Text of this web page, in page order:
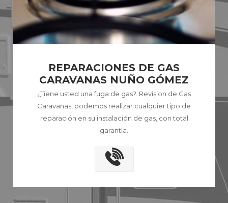
REPARACIONES DE GAS
CARAVANAS NUÑO GÓMEZ
¿Tiene usted una fuga de gas?. Revision de Gas
Caravanas, podemos realizar cualquier tipo de
reparación en su instalación de gas, con total
garantía.